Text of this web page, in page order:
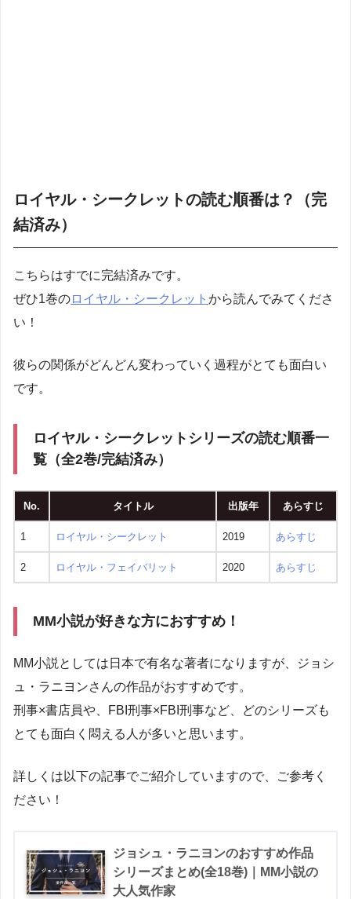
ロイヤル・シークレットの読む順番は？（完
結済み）
こちらはすでに完結済みです。
ぜひ1巻のロイヤル・シークレット から読んでみてくださ
い！
彼らの関係がどんどん変わっていく過程がとても面白い
です。
ロイヤル・シークレットシリーズの読む順番一
覧（全2巻/完結済み）
No. タイトル 出版年 あらすじ
1 ロイヤル・シークレット 2019 あらすじ
2 ロイヤル・フェイバリット 2020 あらすじ
MM小説が好きな方におすすめ！
MM小説としては日本で有名な著者になりますが、ジョシ
ュ・ラニヨンさんの作品がおすすめです。
刑事×書店員や、FBI刑事×FBI刑事など、どのシリーズも
とても面白く悶える人が多いと思います。
詳しくは以下の記事でご紹介していますので、ご参考く
ださい！
ジョシュ・ラニヨンのおすすめ作品
シリーズまとめ(全18巻)｜MM小説の
大人気作家